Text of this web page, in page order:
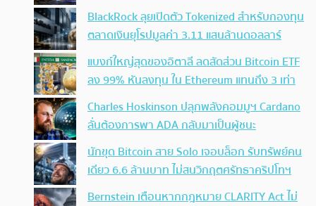
BlackRock ลุยเปิดตัว Tokenized สำหรับกองทุน
ตลาดเงินยุโรปมูลค่า 3.11 แสนล้านดอลลาร์
แบงก์ใหญ่สุดของอิตาลี ลดสัดส่วน Bitcoin ETF
ลง 99% หันลงทุน ใน Ethereum แทนถึง 3 เท่า
Charles Hoskinson ปลุกพลังคอมมูฯ Cardano
ลั่นต้องการพา ADA กลับมาเป็นผู้ชนะ
นักขุด Bitcoin สาย Solo เจอบล็อก รับทรัพย์คน
เดียว 6.6 ล้านบาท ไม่สนวิกฤตศรัทธาคริปโทฯ
Bernstein เตือนหากกฎหมาย CLARITY Act ไม่